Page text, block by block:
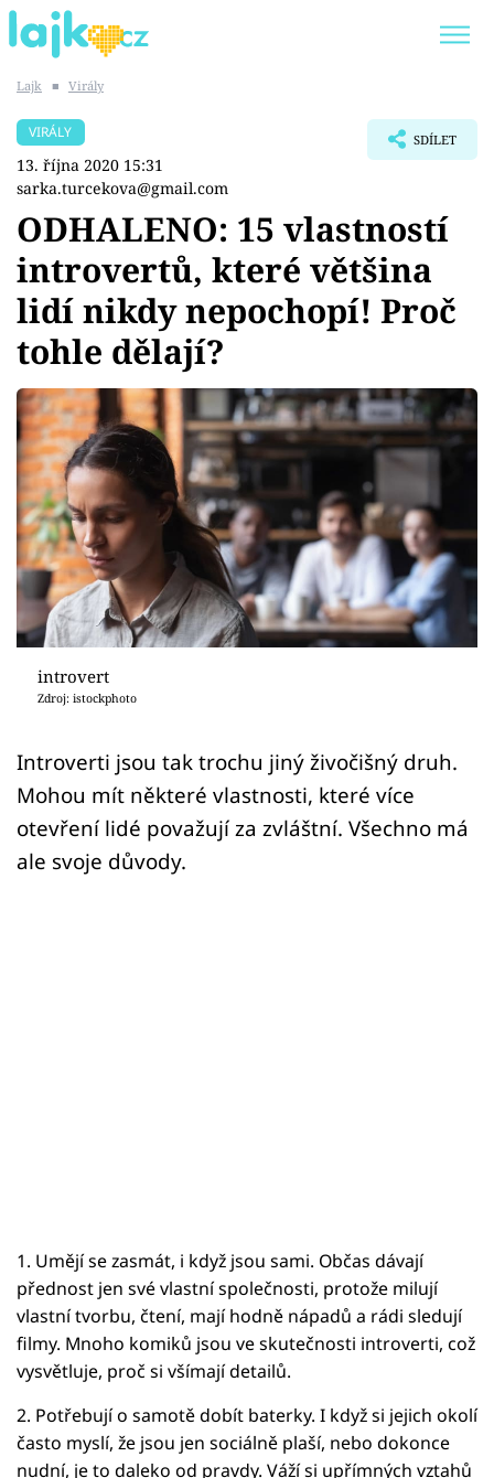
SHOPAHOLICADEL
Témata
Showbyznys
Youtubeři
Virály
Sex a vztahy
Videa
Sledujte prima+
Přihlášení
Sledujte nás
Lajk ■ Virály
VIRÁLY
13. října 2020 15:31
sarka.turcekova@gmail.com
SDÍLET
ODHALENO: 15 vlastností
introvertů, které většina
lidí nikdy nepochopí! Proč
tohle dělají?
introvert
Zdroj: istockphoto
Introverti jsou tak trochu jiný živočišný druh.
Mohou mít některé vlastnosti, které více
otevření lidé považují za zvláštní. Všechno má
ale svoje důvody.
1. Umějí se zasmát, i když jsou sami. Občas dávají
přednost jen své vlastní společnosti, protože milují
vlastní tvorbu, čtení, mají hodně nápadů a rádi sledují
filmy. Mnoho komiků jsou ve skutečnosti introverti, což
vysvětluje, proč si všímají detailů.
2. Potřebují o samotě dobít baterky. I když si jejich okolí
často myslí, že jsou jen sociálně plaší, nebo dokonce
nudní, je to daleko od pravdy. Váží si upřímných vztahů